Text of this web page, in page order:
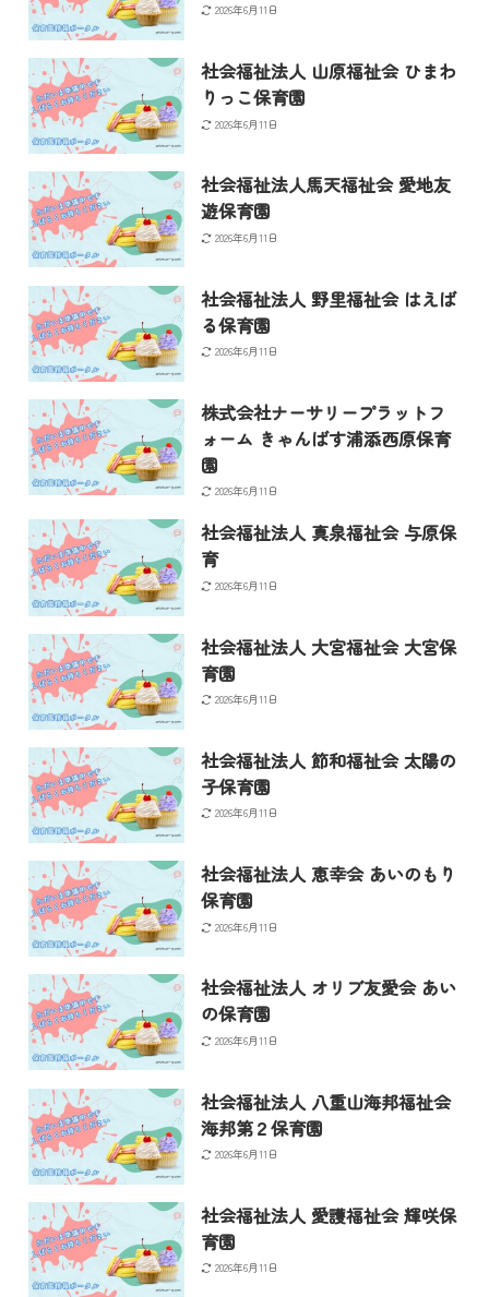
2026年6月11日
社会福祉法人 山原福祉会 ひまわ
りっこ保育園
2026年6月11日
社会福祉法人馬天福祉会 愛地友
遊保育園
2026年6月11日
社会福祉法人 野里福祉会 はえば
る保育園
2026年6月11日
株式会社ナーサリープラットフ
ォーム きゃんばす浦添西原保育
園
2026年6月11日
社会福祉法人 真泉福祉会 与原保
育
2026年6月11日
社会福祉法人 大宮福祉会 大宮保
育園
2026年6月11日
社会福祉法人 節和福祉会 太陽の
子保育園
2026年6月11日
社会福祉法人 恵幸会 あいのもり
保育園
2026年6月11日
社会福祉法人 オリブ友愛会 あい
の保育園
2026年6月11日
社会福祉法人 八重山海邦福祉会
海邦第２保育園
2026年6月11日
社会福祉法人 愛護福祉会 輝咲保
育園
2026年6月11日